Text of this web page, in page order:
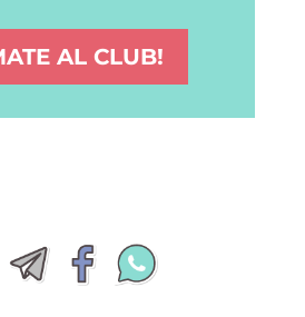
AL CLUB!